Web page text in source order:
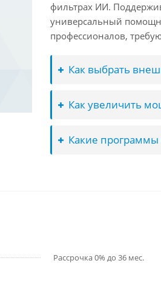
фильтрах ИИ.
универсальный
профессионалов,
Как выбрать
Как увеличить
Какие программы
Рассрочка 0% до 36 мес.